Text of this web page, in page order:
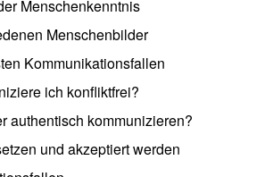
Menschenkenntnis
Menschenbilder
Kommunikationsfallen
ich konfliktfrei?
authentisch kommunizieren?
und akzeptiert werden